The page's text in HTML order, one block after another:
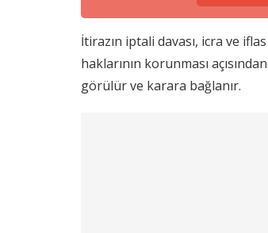
İtirazın iptali davası, icra ve
haklarının korunması
görülür ve karara bağlanır.